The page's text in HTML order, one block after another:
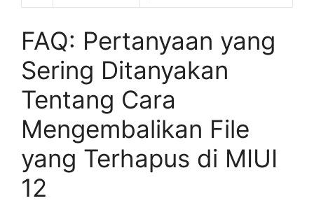
FAQ: Pertanyaan yang
Sering Ditanyakan
Tentang Cara
Mengembalikan File
yang Terhapus di MIUI
12